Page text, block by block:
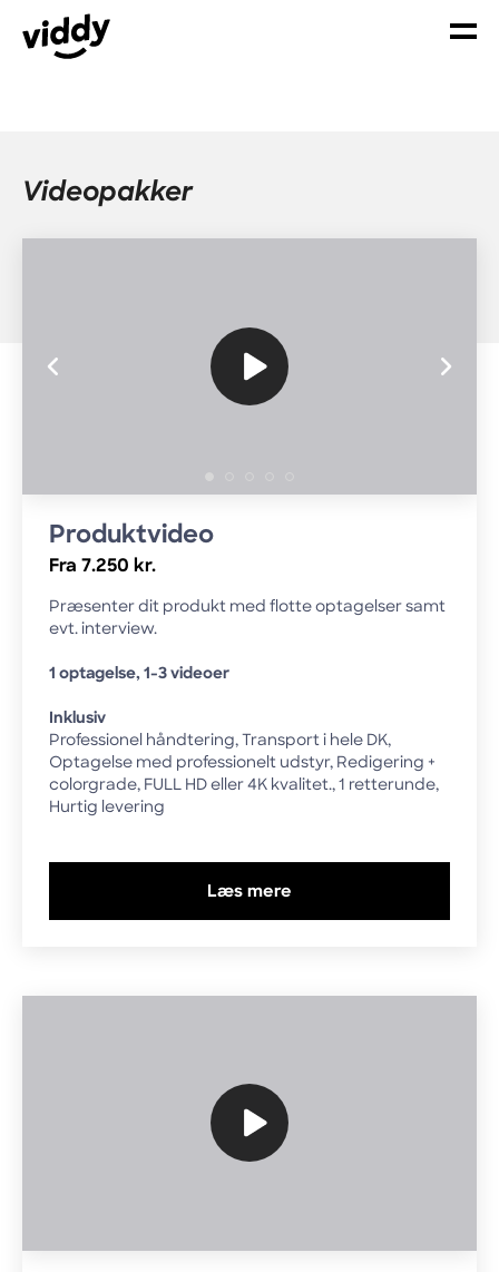
Videopakker
Produktvideo
Fra 7.250 kr.
Præsenter dit produkt med flotte optagelser samt
evt. interview.
1 optagelse, 1-3 videoer
Inklusiv
Professionel håndtering, Transport i hele DK,
Optagelse med professionelt udstyr, Redigering +
colorgrade, FULL HD eller 4K kvalitet., 1 retterunde,
Hurtig levering
Læs mere